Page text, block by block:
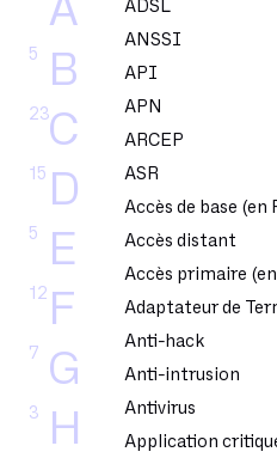
A
B
5
C
23
D
15
E
5
F
12
G
7
H
3
ADSL
ANSSI
API
APN
ARCEP
ASR
Accès de base (en
Accès distant
Accès primaire
Adaptateur de
Anti-hack
Anti-intrusion
Antivirus
Application